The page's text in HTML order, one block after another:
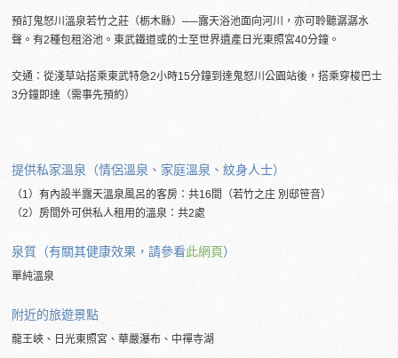
預訂鬼怒川溫泉若竹之莊（栃木縣）──露天浴池面向河川，亦可聆聽潺潺水
聲。有2種包租浴池。東武鐵道或的士至世界遺產日光東照宮40分鐘。
交通：從淺草站搭乘東武特急2小時15分鐘到達鬼怒川公園站後，搭乘穿梭巴士
3分鐘即達（需事先預約）
提供私家溫泉（情侶溫泉、家庭溫泉、紋身人士）
（1）有內設半露天溫泉風呂的客房：共16間（若竹之庄 別邸笹音）
（2）房間外可供私人租用的溫泉：共2處
泉質（有關其健康效果，請參看此網頁）
單純溫泉
附近的旅遊景點
龍王峽、日光東照宮、華嚴瀑布、中禪寺湖